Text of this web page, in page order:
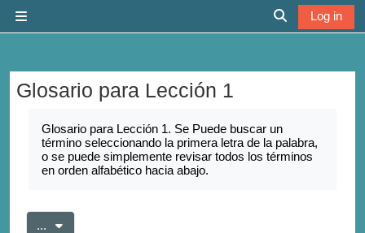
Toggle search
Log in
Glosario para Lección 1
Glosario para Lección 1. Se Puede buscar un
término seleccionando la primera letra de la palabra,
o se puede simplemente revisar todos los términos
en orden alfabético hacia abajo.
... Export entries